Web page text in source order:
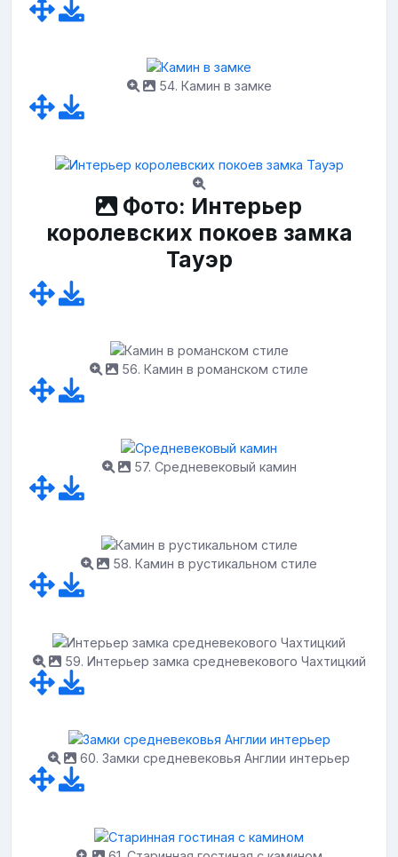
54. Камин в замке
Фото: Интерьер
королевских покоев замка
Тауэр
56. Камин в романском стиле
57. Средневековый камин
58. Камин в рустикальном стиле
59. Интерьер замка средневекового Чахтицкий
60. Замки средневековья Англии интерьер